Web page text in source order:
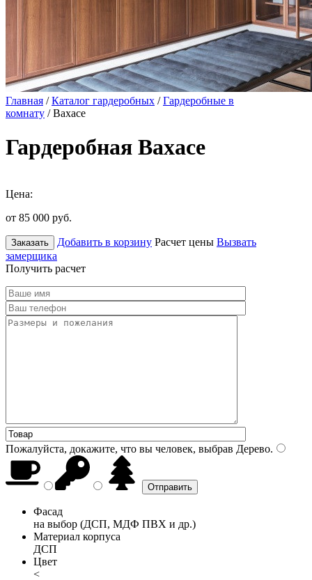
Главная /Каталог гардеробных /Гардеробные в
комнату / Вахасе
Гардеробная Вахасе
Цена:
от 85 000 руб.
Заказать Добавить в корзину Расчет цены Вызвать
замерщика
Получить расчет
Пожалуйста, докажите, что вы человек, выбрав Дерево.
Фасад
на выбор (ДСП, МДФ ПВХ и др.)
Материал корпуса
ДСП
Цвет
<